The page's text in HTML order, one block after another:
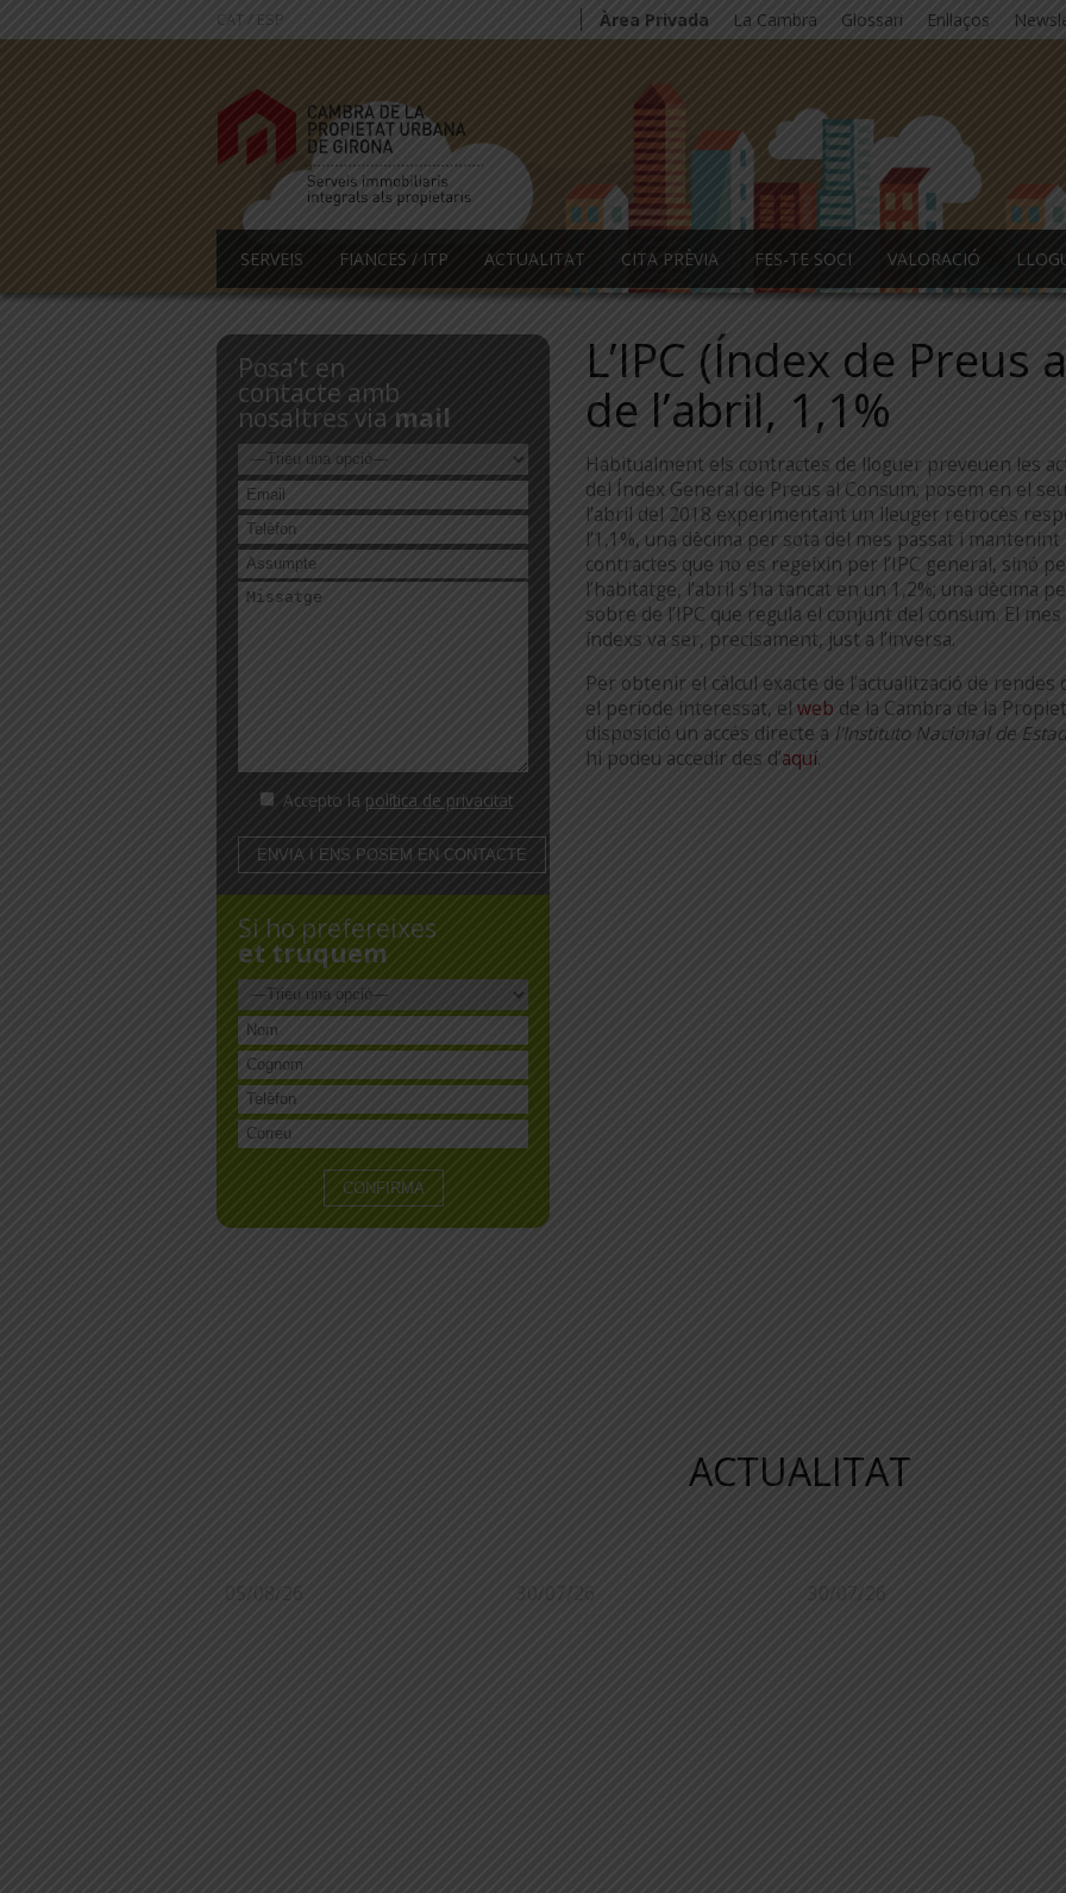
CAT / ESP Àrea Privada La Cambra Glossari Enllaços
SERVEIS FIANCES / ITP ACTUALITAT CITA PRÈVIA FES-TE SOCI VALORACIÓ
L’IPC (Índex de Preus
de l’abril, 1,1%
Habitualment els contractes de lloguer preveuen les
del Índex General de Preus al Consum; posem en el
l’abril del 2018 experimentant un lleuger retrocès
l’1,1%, una dècima per sota del mes passat i
contractes que no es regeixin per l’IPC general, sinó
l’habitatge, l’abril s’ha tancat en un 1,2%; una dècima
sobre de l’IPC que regula el conjunt del consum. El
índexs va ser, precisament, just a l’inversa.
Per obtenir el càlcul exacte de l’actualització de
el període interessat, el web de la Cambra de la
disposició un accés directe a l’Instituto Nacional de
hi podeu accedir des d’aquí.
Posa’t en
contacte amb
nosaltres via mail
Accepto la política de privacitat
Si ho prefereixes
et truquem
ACTUALITAT
05/08/26 30/07/26 30/07/26